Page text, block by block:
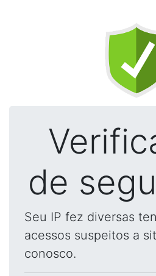
de
Seu IP fez diversas
acessos suspeitos a
conosco.